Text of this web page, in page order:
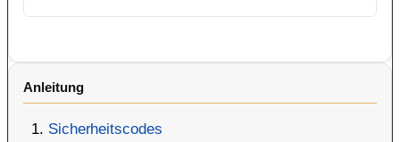
Anleitung
Sicherheitscodes